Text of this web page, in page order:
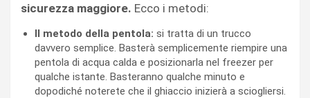
sicurezza maggiore. Ecco i metodi:
Il metodo della pentola: si tratta di un trucco
davvero semplice. Basterà semplicemente riempire una
pentola di acqua calda e posizionarla nel freezer per
qualche istante. Basteranno qualche minuto e
dopodiché noterete che il ghiaccio inizierà a sciogliersi.